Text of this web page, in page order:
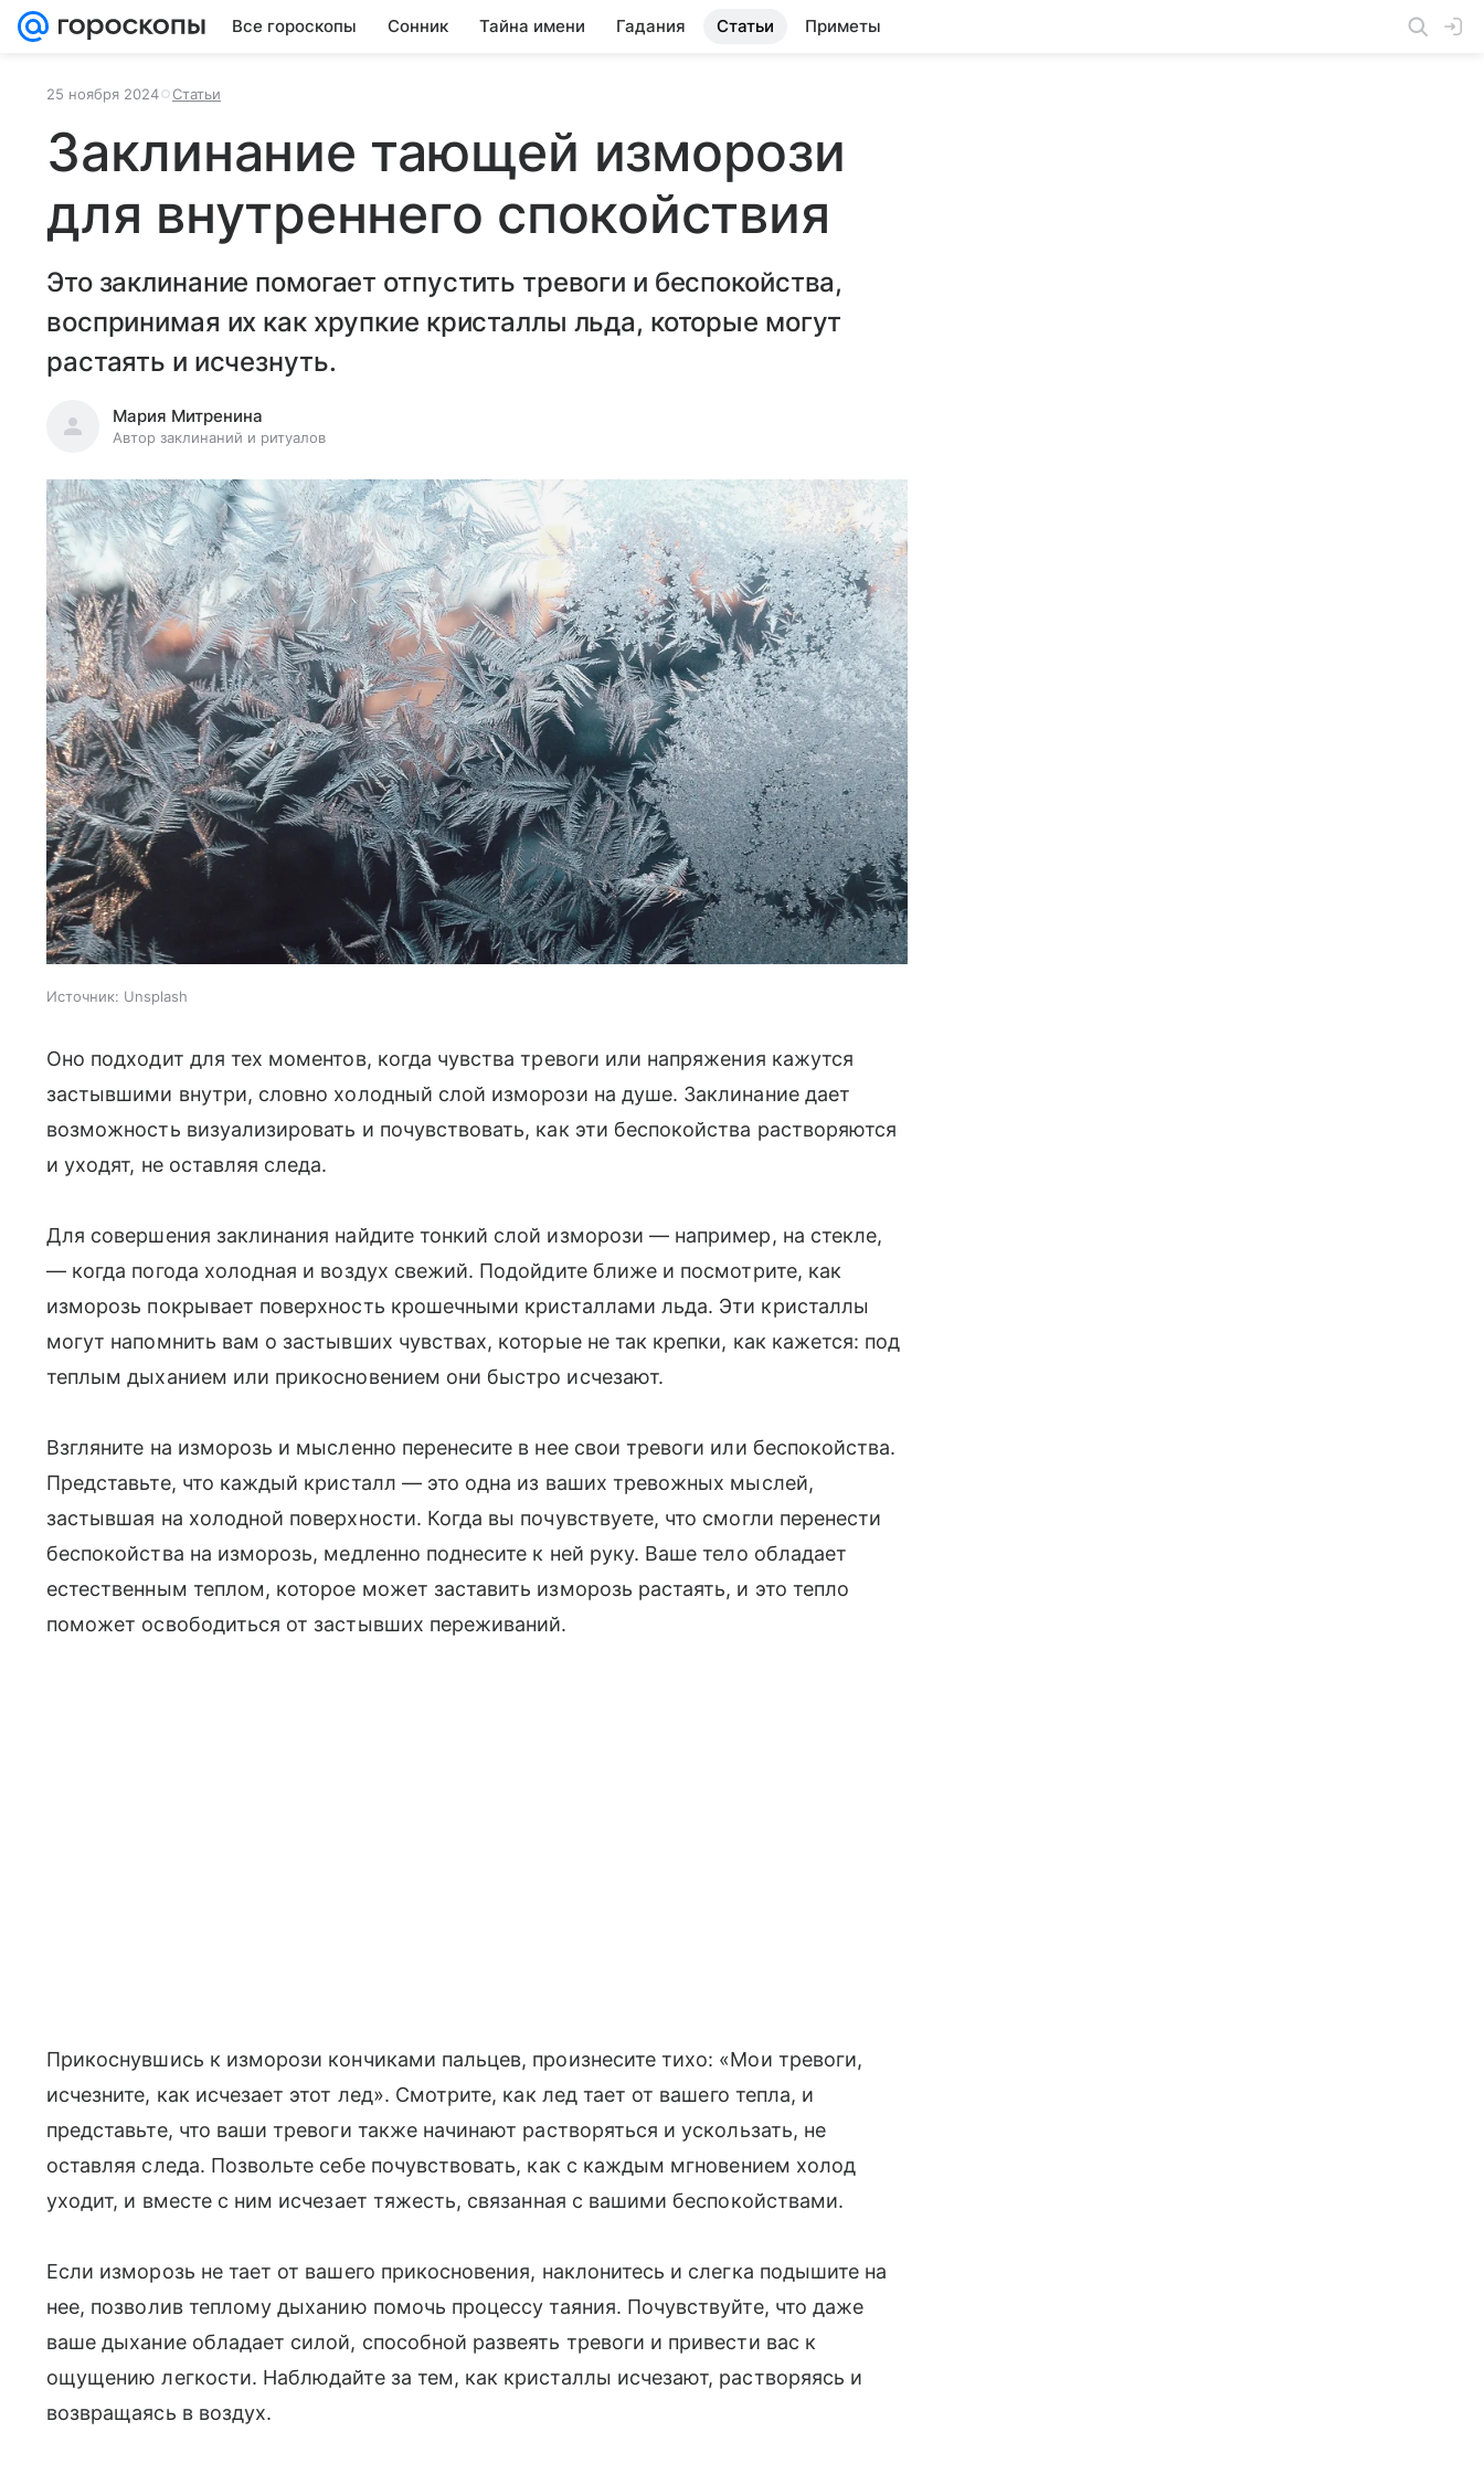
Все гороскопы Сонник Тайна имени Гадания Статьи Приметы
25 ноября 2024 Статьи
Заклинание тающей изморози
для внутреннего спокойствия
Это заклинание помогает отпустить тревоги и беспокойства,
воспринимая их как хрупкие кристаллы льда, которые могут
растаять и исчезнуть.
Мария Митренина
Автор заклинаний и ритуалов
Источник: Unsplash
Оно подходит для тех моментов, когда чувства тревоги или напряжения кажутся
застывшими внутри, словно холодный слой изморози на душе. Заклинание дает
возможность визуализировать и почувствовать, как эти беспокойства растворяются
и уходят, не оставляя следа.
Для совершения заклинания найдите тонкий слой изморози — например, на стекле,
— когда погода холодная и воздух свежий. Подойдите ближе и посмотрите, как
изморозь покрывает поверхность крошечными кристаллами льда. Эти кристаллы
могут напомнить вам о застывших чувствах, которые не так крепки, как кажется: под
теплым дыханием или прикосновением они быстро исчезают.
Взгляните на изморозь и мысленно перенесите в нее свои тревоги или беспокойства.
Представьте, что каждый кристалл — это одна из ваших тревожных мыслей,
застывшая на холодной поверхности. Когда вы почувствуете, что смогли перенести
беспокойства на изморозь, медленно поднесите к ней руку. Ваше тело обладает
естественным теплом, которое может заставить изморозь растаять, и это тепло
поможет освободиться от застывших переживаний.
Прикоснувшись к изморози кончиками пальцев, произнесите тихо: «Мои тревоги,
исчезните, как исчезает этот лед». Смотрите, как лед тает от вашего тепла, и
представьте, что ваши тревоги также начинают растворяться и ускользать, не
оставляя следа. Позвольте себе почувствовать, как с каждым мгновением холод
уходит, и вместе с ним исчезает тяжесть, связанная с вашими беспокойствами.
Если изморозь не тает от вашего прикосновения, наклонитесь и слегка подышите на
нее, позволив теплому дыханию помочь процессу таяния. Почувствуйте, что даже
ваше дыхание обладает силой, способной развеять тревоги и привести вас к
ощущению легкости. Наблюдайте за тем, как кристаллы исчезают, растворяясь и
возвращаясь в воздух.